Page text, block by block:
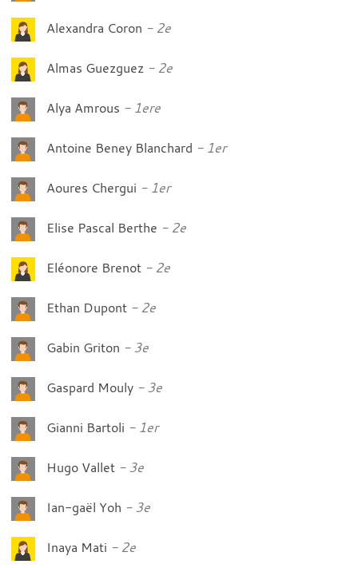
Alexandra Coron 2e
Almas Guezguez 2e
Alya Amrous 1ere
Antoine Beney Blanchard 1er
Aoures Chergui 1er
Elise Pascal Berthe 2e
Eléonore Brenot 2e
Ethan Dupont 2e
Gabin Griton 3e
Gaspard Mouly 3e
Gianni Bartoli 1er
Hugo Vallet 3e
Ian-gaël Yoh 3e
Inaya Mati 2e